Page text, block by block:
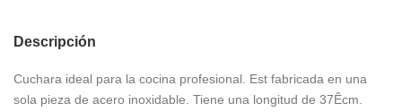
Descripción
Cuchara ideal para la cocina profesional. Est fabricada en una
sola pieza de acero inoxidable. Tiene una longitud de 37Êcm.